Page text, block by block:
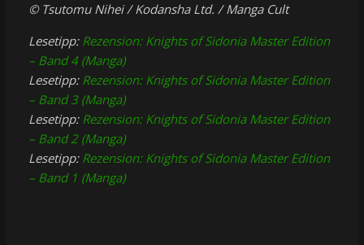
© Tsutomu Nihei / Kodansha Ltd. / Manga Cult
Lesetipp: Rezension: Knights of Sidonia Master Edition
– Band 4 (Manga)
Lesetipp: Rezension: Knights of Sidonia Master Edition
– Band 3 (Manga)
Lesetipp: Rezension: Knights of Sidonia Master Edition
– Band 2 (Manga)
Lesetipp: Rezension: Knights of Sidonia Master Edition
– Band 1 (Manga)